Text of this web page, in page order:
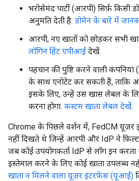
भरोसेमंद पार्टी (आरपी) सिर्फ़ किसी
अनुमति देती है. डोमेन के बारे में
आरपी, नए खातों को छोड़कर सभी
लॉगिन हिंट एपीआई देखें.
पहचान की पुष्टि करने वाली
के साथ एनोटेट कर सकती हैं, ताकि
इसके लिए, उन्हें उस खास लेबल के
करना होगा. कस्टम खाता लेबल देखें.
Chrome के पिछले वर्शन में, FedCM
नहीं दिखते थे जिन्हें आरपी और IdP ने
जब कोई उपयोगकर्ता IdP से लॉग इन
इस्तेमाल करने के लिए कोई खाता उपलब्ध
खाता न मिलने वाला यूज़र इंटरफ़ेस (यूआई)